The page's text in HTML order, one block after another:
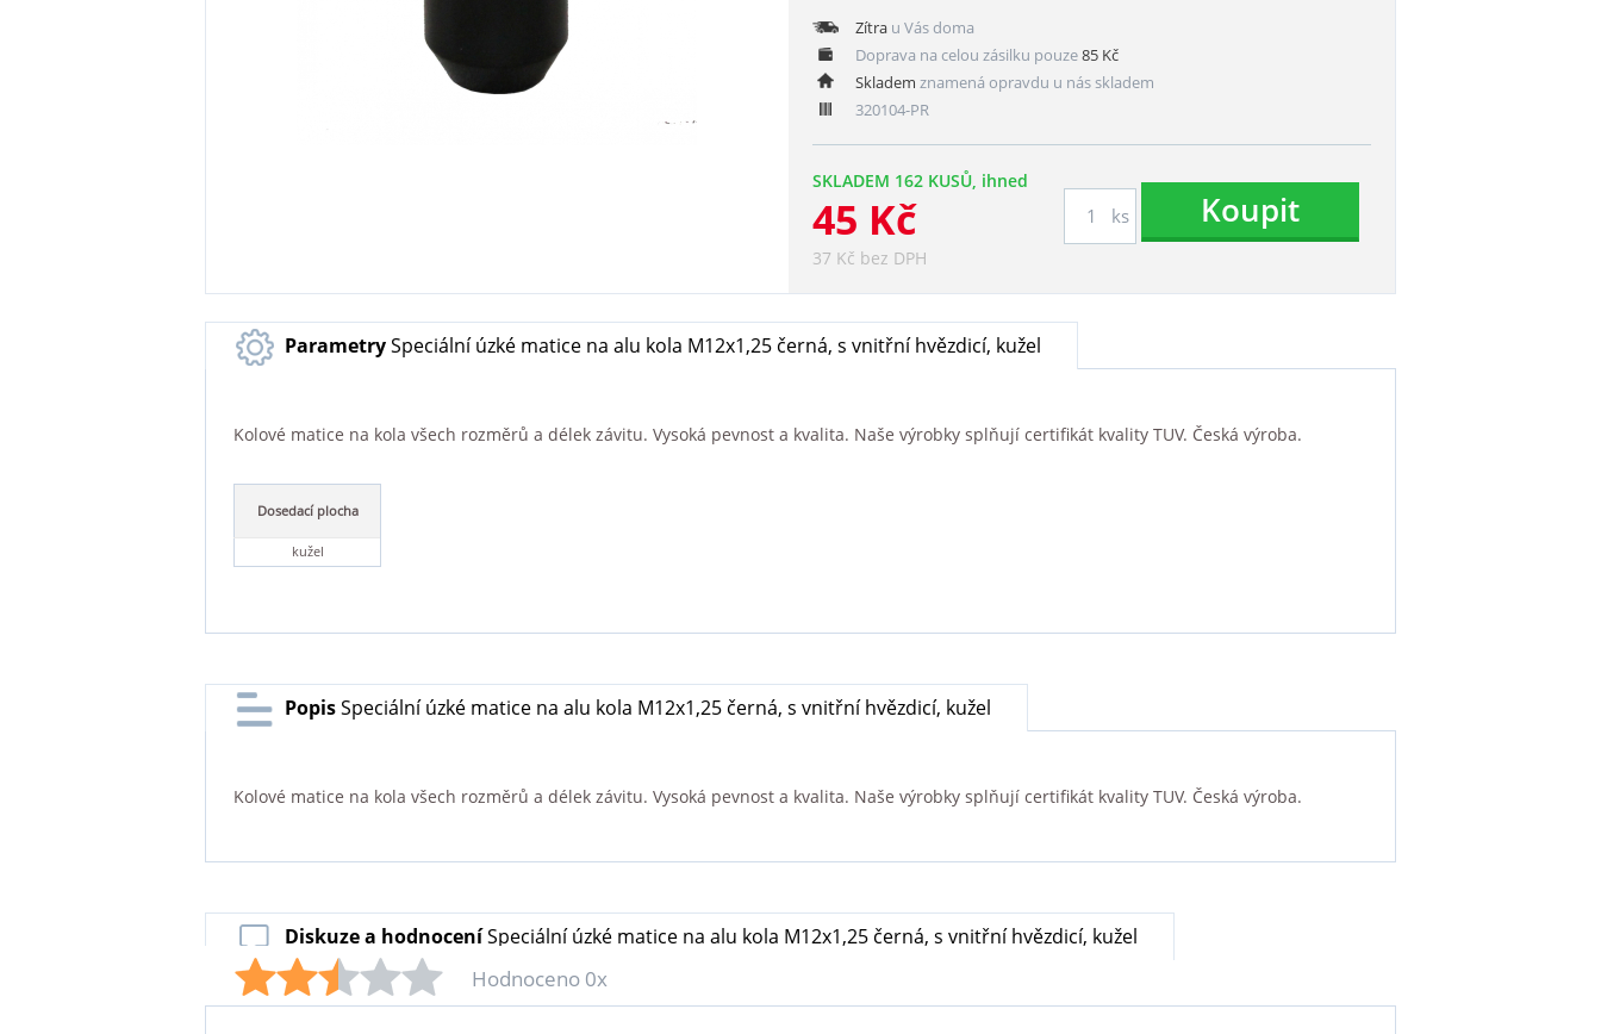
Zítra u Vás doma
Doprava na celou zásilku pouze85 Kč
Skladem znamená opravdu u nás skladem
320104-PR
SKLADEM 162 KUSŮ, ihned
45 Kč
37 Kč bez DPH
ks Koupit
ParametrySpeciální úzké matice na alu kola M12x1,25 černá, s vnitřní hvězdicí, kužel
Kolové matice na kola všech rozměrů a délek závitu. Vysoká pevnost a kvalita. Naše výrobky splňují certifikát kvality TUV. Česká výroba.
Dosedací plocha
kužel
PopisSpeciální úzké matice na alu kola M12x1,25 černá, s vnitřní hvězdicí, kužel
Kolové matice na kola všech rozměrů a délek závitu. Vysoká pevnost a kvalita. Naše výrobky splňují certifikát kvality TUV. Česká výroba.
Diskuze a hodnoceníSpeciální úzké matice na alu kola M12x1,25 černá, s vnitřní hvězdicí, kužel
Hodnoceno 0x